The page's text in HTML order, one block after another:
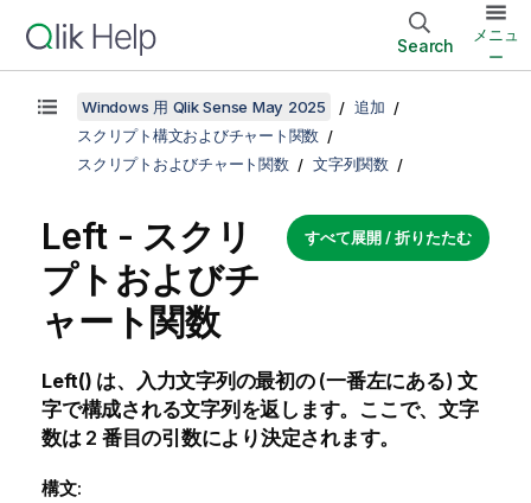
Search
メニュ
ー
Windows 用 Qlik Sense May 2025
追加
スクリプト構文およびチャート関数
スクリプトおよびチャート関数
文字列関数
すべて展開 / 折りたたむ
Left - スクリ
プトおよびチ
ャート関数
Left() は、入力文字列の最初の (一番左にある) 文
字で構成される文字列を返します。ここで、文字
数は 2 番目の引数により決定されます。
構文: